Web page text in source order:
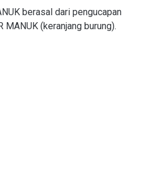
berasal dari pengucapan
MANUK (keranjang burung).